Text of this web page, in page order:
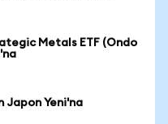
Metals ETF (Ondo
Japon Yeni'na